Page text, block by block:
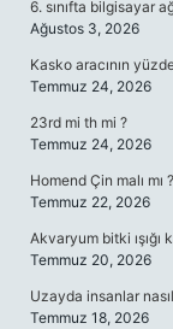
6. sınıfta bilgisayar
Ağustos 3, 2026
Kasko aracının
Temmuz 24, 2026
23rd mi th mi ?
Temmuz 24, 2026
Homend Çin malı mı ?
Temmuz 22, 2026
Akvaryum bitki ışığı
Temmuz 20, 2026
Uzayda insanlar
Temmuz 18, 2026